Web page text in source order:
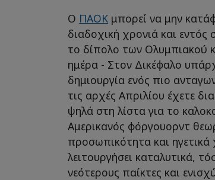
Ο ΠΑΟΚ μπορεί να μην
διαδοχική χρονιά και εντός
το δίπολο των Ολυμπιακού
ημέρα - Στον Δικέφαλο
δημιουργία ενός πιο
τις αρχές Απριλίου έχετε
ψηλά στη λίστα για το
Αμερικανός φόργουορντ
προσωπικότητα και
λειτουργήσει καταλυτικά,
νεότερους παίκτες και